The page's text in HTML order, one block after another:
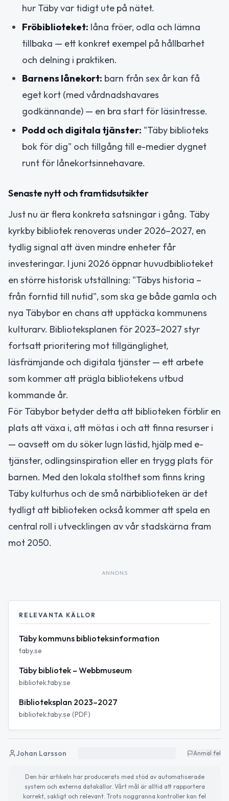
hur Täby var tidigt ute på nätet.
Fröbiblioteket: låna fröer, odla och lämna
tillbaka — ett konkret exempel på hållbarhet
och delning i praktiken.
Barnens lånekort: barn från sex år kan få
eget kort (med vårdnadshavares
godkännande) — en bra start för läsintresse.
Podd och digitala tjänster: "Täby biblioteks
bok för dig" och tillgång till e-medier dygnet
runt för lånekortsinnehavare.
Senaste nytt och framtidsutsikter
Just nu är flera konkreta satsningar i gång. Täby
kyrkby bibliotek renoveras under 2026–2027, en
tydlig signal att även mindre enheter får
investeringar. I juni 2026 öppnar huvudbiblioteket
en större historisk utställning: "Täbys historia –
från forntid till nutid", som ska ge både gamla och
nya Täbybor en chans att upptäcka kommunens
kulturarv. Biblioteksplanen för 2023–2027 styr
fortsatt prioritering mot tillgänglighet,
läsfrämjande och digitala tjänster — ett arbete
som kommer att prägla bibliotekens utbud
kommande år.
För Täbybor betyder detta att biblioteken förblir en
plats att växa i, att mötas i och att finna resurser i
— oavsett om du söker lugn lästid, hjälp med e-
tjänster, odlingsinspiration eller en trygg plats för
barnen. Med den lokala stolthet som finns kring
Täby kulturhus och de små närbiblioteken är det
tydligt att biblioteken också kommer att spela en
central roll i utvecklingen av vår stadskärna fram
mot 2050.
ANNONS
RELEVANTA KÄLLOR
Täby kommuns biblioteksinformation
taby.se
Täby bibliotek – Webbmuseum
bibliotek.taby.se
Biblioteksplan 2023–2027
bibliotek.taby.se (PDF)
Johan Larsson Anmäl fel
Den här artikeln har producerats med stöd av automatiserade
system och externa datakällor. Vårt mål är alltid att rapportera
korrekt, sakligt och relevant. Trots noggranna kontroller kan fel